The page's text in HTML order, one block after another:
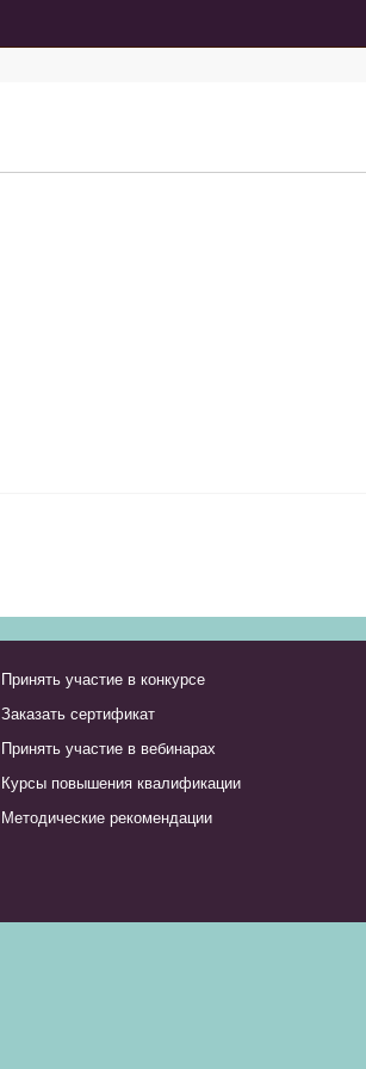
Принять участие в конкурсе
Заказать сертификат
Принять участие в вебинарах
Курсы повышения квалификации
Методические рекомендации